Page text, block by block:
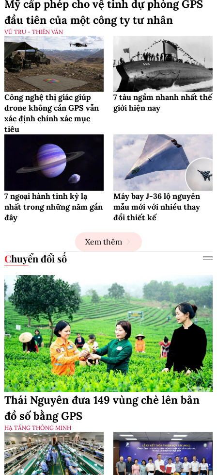
Mỹ cấp phép cho vệ tinh dự phòng GPS
đầu tiên của một công ty tư nhân
VŨ TRỤ - THIÊN VĂN
Công nghệ thị giác giúp
drone không cần GPS vẫn
xác định chính xác mục
tiêu
7 tàu ngầm nhanh nhất thế
giới hiện nay
7 ngoại hành tinh kỳ lạ
nhất trong những năm gần
đây
Máy bay J-36 lộ nguyên
mẫu mới với nhiều thay
đổi thiết kế
Xem thêm
Chuyển đổi số
Thái Nguyên đưa 149 vùng chè lên bản
đồ số bằng GPS
HẠ TẦNG THÔNG MINH